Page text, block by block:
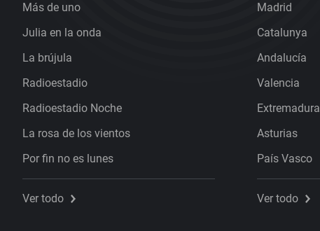
Más de uno
Julia en la onda
La brújula
Radioestadio
Radioestadio Noche
La rosa de los vientos
Por fin no es lunes
Ver todo
Madrid
Catalunya
Andalucía
Valencia
Extremadura
Asturias
País Vasco
Ver todo